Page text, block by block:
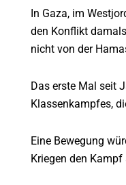
In Gaza, im
den Konflikt
nicht von der
Das erste Mal seit
Klassenkampfes,
Eine Bewegung
Kriegen den